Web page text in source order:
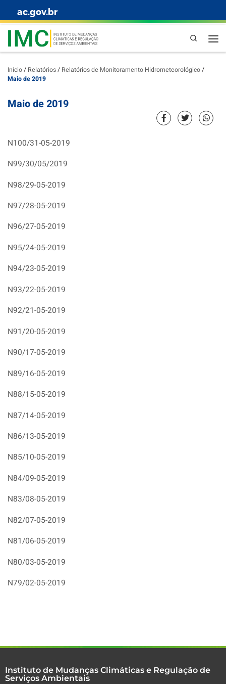
Skip to content
ac.gov.br
Pesquisa
Início/ Relatórios/ Relatórios de Monitoramento Hidrometeorológico/
Maio de 2019
Maio de 2019
N100/31-05-2019
N99/30/05/2019
N98/29-05-2019
N97/28-05-2019
N96/27-05-2019
N95/24-05-2019
N94/23-05-2019
N93/22-05-2019
N92/21-05-2019
N91/20-05-2019
N90/17-05-2019
N89/16-05-2019
N88/15-05-2019
N87/14-05-2019
N86/13-05-2019
N85/10-05-2019
N84/09-05-2019
N83/08-05-2019
N82/07-05-2019
N81/06-05-2019
N80/03-05-2019
N79/02-05-2019
Instituto de Mudanças Climáticas e Regulação de
Serviços Ambientais